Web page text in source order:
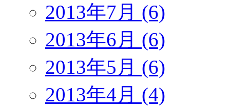
2013年7月 (6)
2013年6月 (6)
2013年5月 (6)
2013年4月 (4)